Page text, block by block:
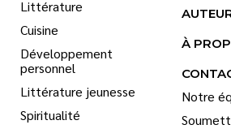
Littérature
Cuisine
Développement
personnel
Littérature jeunesse
Spiritualité
À
Notre